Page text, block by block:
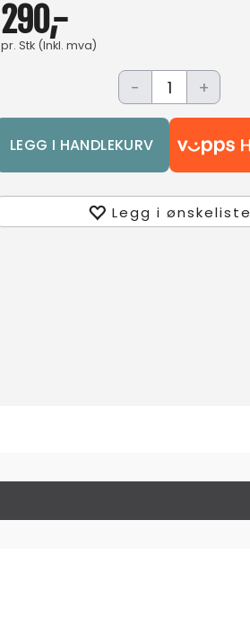
290,-
pr. Stk(Inkl. mva)
- +
Legg i ønskeliste